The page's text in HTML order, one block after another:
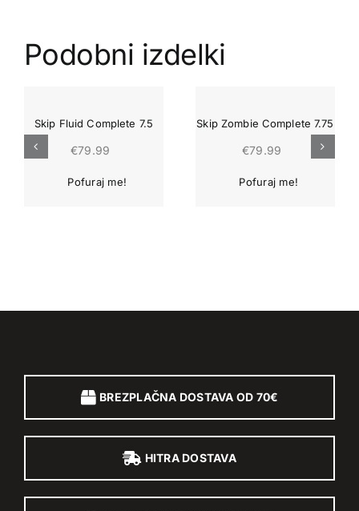
Podobni izdelki
Skip Fluid Complete 7.5
€79.99
Skip Zombie Complete 7.75
€79.99
BREZPLAČNA DOSTAVA OD 70€
HITRA DOSTAVA